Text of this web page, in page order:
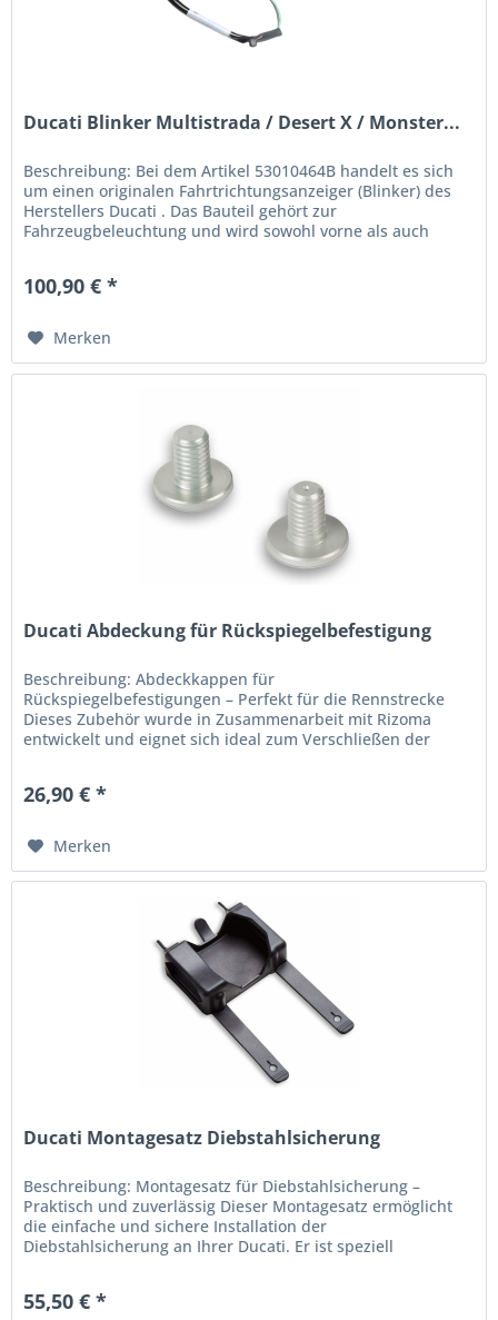
Ducati Blinker Multistrada / Desert X / Monster...
Beschreibung: Bei dem Artikel 53010464B handelt es sich
um einen originalen Fahrtrichtungsanzeiger (Blinker) des
Herstellers Ducati . Das Bauteil gehört zur
Fahrzeugbeleuchtung und wird sowohl vorne als auch
100,90 € *
Merken
Ducati Abdeckung für Rückspiegelbefestigung
Beschreibung: Abdeckkappen für
Rückspiegelbefestigungen – Perfekt für die Rennstrecke
Dieses Zubehör wurde in Zusammenarbeit mit Rizoma
entwickelt und eignet sich ideal zum Verschließen der
26,90 € *
Merken
Ducati Montagesatz Diebstahlsicherung
Beschreibung: Montagesatz für Diebstahlsicherung –
Praktisch und zuverlässig Dieser Montagesatz ermöglicht
die einfache und sichere Installation der
Diebstahlsicherung an Ihrer Ducati. Er ist speziell
55,50 € *